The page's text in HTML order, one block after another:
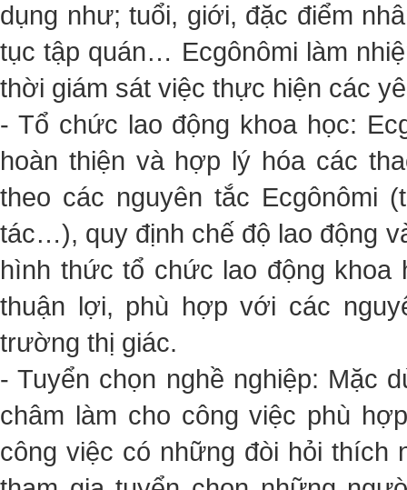
dụng như; tuổi, giới, đặc điểm
tục tập quán… Ecgônômi làm
thời giám sát việc thực hiện các
- Tổ chức lao động khoa học:
hoàn thiện và hợp lý hóa các
theo các nguyên tắc Ecgônômi
tác…), quy định chế độ lao động
hình thức tổ chức lao động khoa
thuận lợi, phù hợp với các
trường thị giác.
- Tuyển chọn nghề nghiệp: Mặc
châm làm cho công việc phù
công việc có những đòi hỏi thích